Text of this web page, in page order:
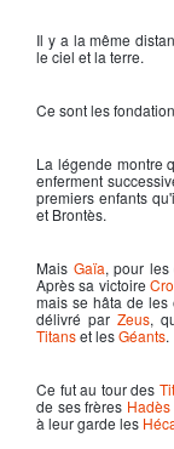
Il y a la même
le ciel et la terre.
Ce sont les
La légende montre
enferment
premiers enfants
et Brontès.
Mais Gaïa, pour
Après sa victoire
mais se hâta de les
délivré par Zeus,
Titanset lesGéants.
Ce fut au tour des
de ses frères Hadès
à leur garde les